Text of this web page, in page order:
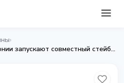
›
Три крупнейших банка Японии запускают совместный стейблкоин